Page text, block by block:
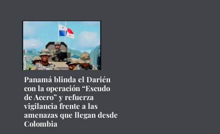
Panamá blinda el Darién
con la operación “Escudo
de Acero” y refuerza
vigilancia frente a las
amenazas que llegan desde
Colombia